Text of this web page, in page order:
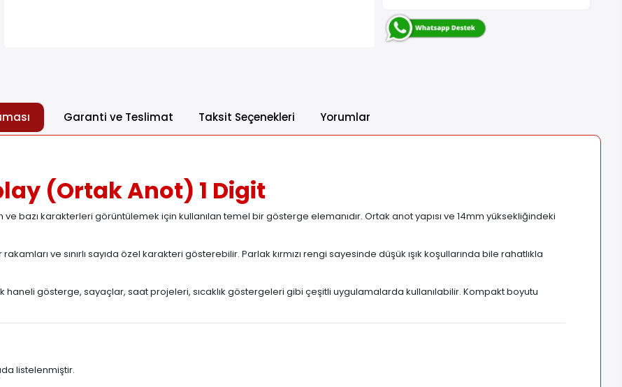
Garanti ve Teslimat Taksit Seçenekleri Yorumlar
(Ortak Anot) 1 Digit
bazı karakterleri görüntülemek için kullanılan temel bir gösterge elemanıdır. Ortak anot yapısı ve 14mm yüksekliğindeki
ve sınırlı sayıda özel karakteri gösterebilir. Parlak kırmızı rengi sayesinde düşük ışık koşullarında bile rahatlıkla
gösterge, sayaçlar, saat projeleri, sıcaklık göstergeleri gibi çeşitli uygulamalarda kullanılabilir. Kompakt boyutu
listelenmiştir.